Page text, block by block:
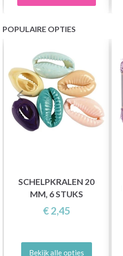
POPULAIRE OPTIES
SCHELPKRALEN 20
MM, 6 STUKS
€ 2,45
Bekijk alle opties